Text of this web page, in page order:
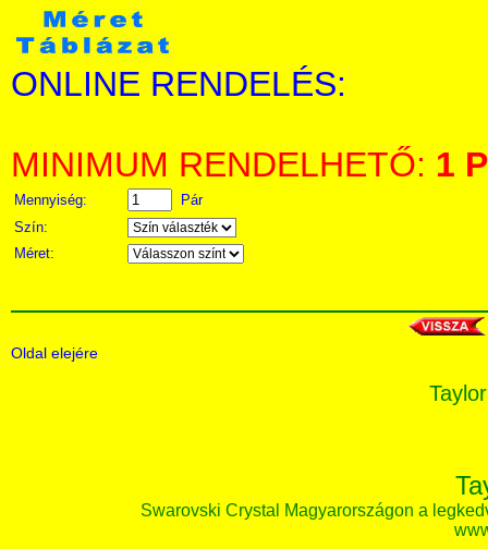
ONLINE RENDELÉS:
MINIMUM RENDELHETŐ: 1
Mennyiség:
Pár
Szín:
Méret:
Oldal elejére
Swarovski Crystal Magyarországon a